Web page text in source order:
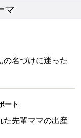
マ
の名づけに迷った
ート
た先輩ママの出産